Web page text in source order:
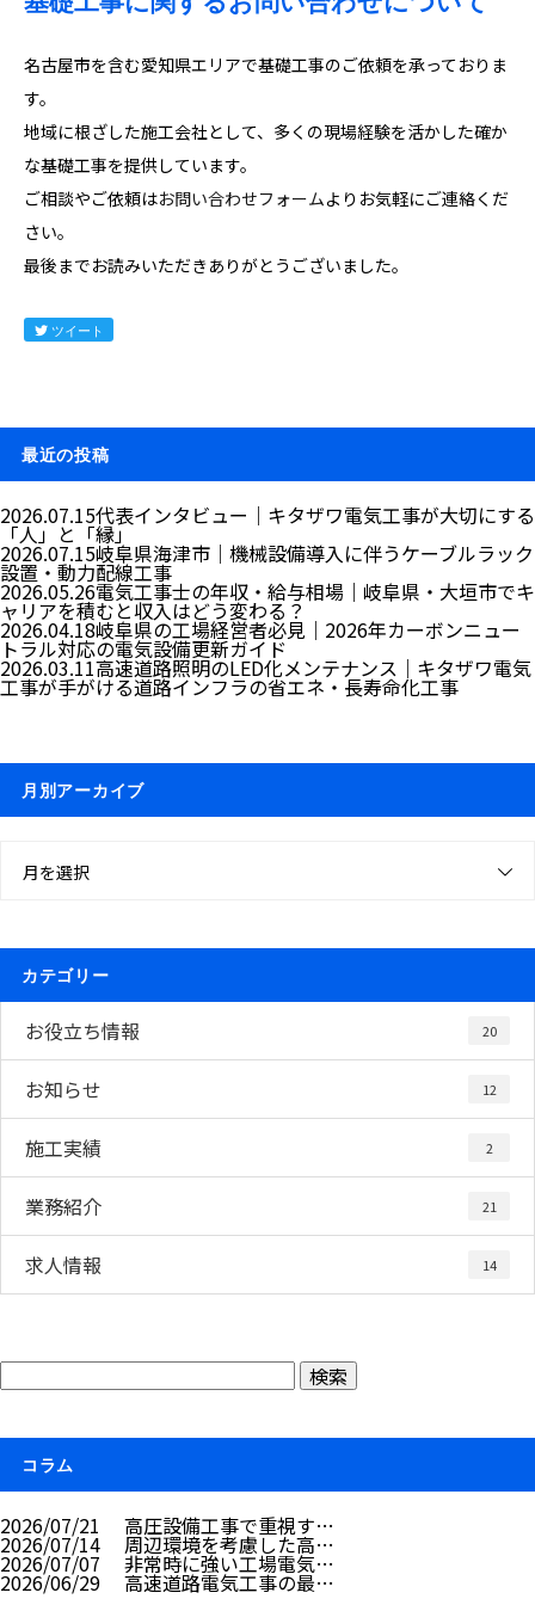
名古屋市を含む愛知県エリアで基礎工事のご依頼を承っておりま
す。
地域に根ざした施工会社として、多くの現場経験を活かした確か
な基礎工事を提供しています。
ご相談やご依頼はお問い合わせフォームよりお気軽にご連絡くだ
さい。
最後までお読みいただきありがとうございました。
ツイート
最近の投稿
2026.07.15代表インタビュー｜キタザワ電気工事が大切にする
「人」と「縁」
2026.07.15岐阜県海津市｜機械設備導入に伴うケーブルラック
設置・動力配線工事
2026.05.26電気工事士の年収・給与相場｜岐阜県・大垣市でキ
ャリアを積むと収入はどう変わる？
2026.04.18岐阜県の工場経営者必見｜2026年カーボンニュー
トラル対応の電気設備更新ガイド
2026.03.11高速道路照明のLED化メンテナンス｜キタザワ電気
工事が手がける道路インフラの省エネ・長寿命化工事
月別アーカイブ
月を選択
カテゴリー
お役立ち情報 20
お知らせ 12
施工実績 2
業務紹介 21
求人情報 14
コラム
2026/07/21 高圧設備工事で重視す…
2026/07/14 周辺環境を考慮した高…
2026/07/07 非常時に強い工場電気…
2026/06/29 高速道路電気工事の最…